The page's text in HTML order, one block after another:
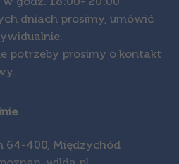
dniach prosimy, umówić
potrzeby prosimy o kontakt
64-400, Międzychód